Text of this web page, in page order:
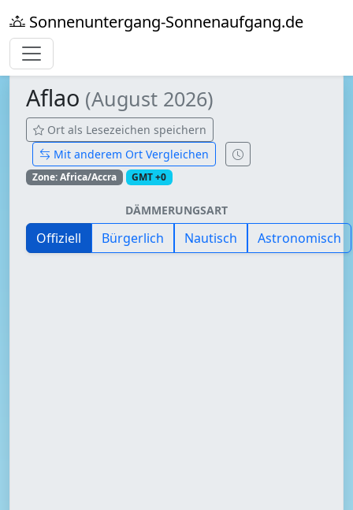
Sonnenuntergang-Sonnenaufgang.de
Aflao (August 2026)
Ort als Lesezeichen speichern
Mit anderem Ort Vergleichen
Zone: Africa/Accra GMT +0
DÄMMERUNGSART
Offiziell Bürgerlich Nautisch Astronomisch